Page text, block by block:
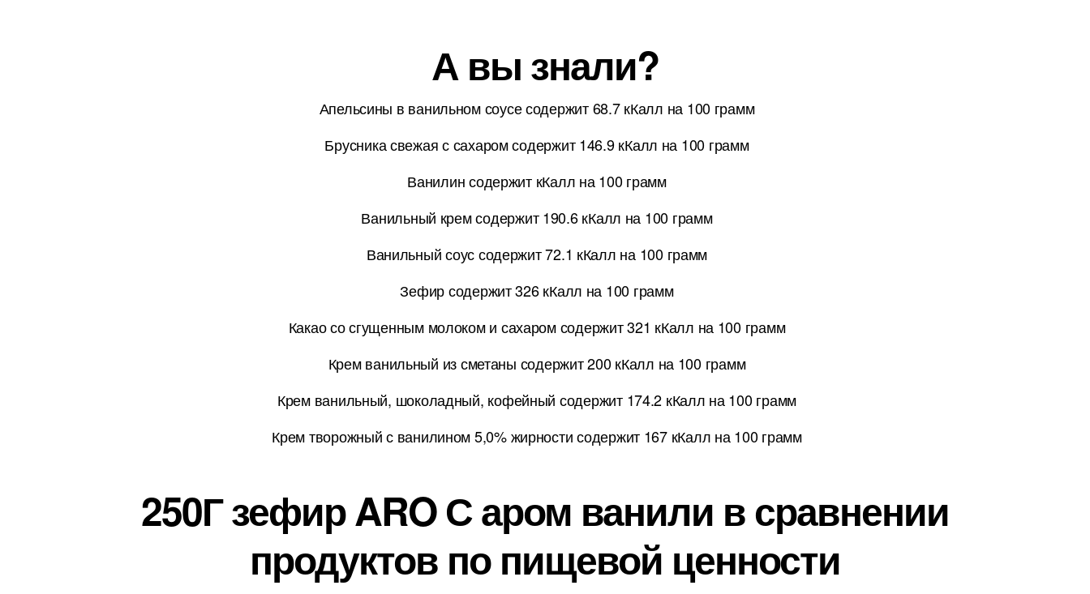
А вы знали?
Апельсины в ванильном соусе содержит 68.7 кКалл на 100 грамм
Брусника свежая с сахаром содержит 146.9 кКалл на 100 грамм
Ванилин содержит кКалл на 100 грамм
Ванильный крем содержит 190.6 кКалл на 100 грамм
Ванильный соус содержит 72.1 кКалл на 100 грамм
Зефир содержит 326 кКалл на 100 грамм
Какао со сгущенным молоком и сахаром содержит 321 кКалл на 100 грамм
Крем ванильный из сметаны содержит 200 кКалл на 100 грамм
Крем ванильный, шоколадный, кофейный содержит 174.2 кКалл на 100 грамм
Крем творожный с ванилином 5,0% жирности содержит 167 кКалл на 100 грамм
250Г зефир ARO С аром ванили в сравнении
продуктов по пищевой ценности